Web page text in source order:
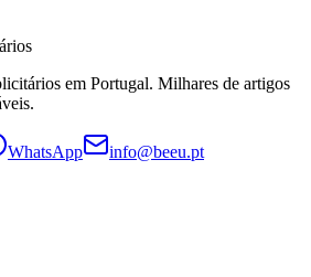
em Portugal. Milhares de artigos
WhatsApp
info@beeu.pt